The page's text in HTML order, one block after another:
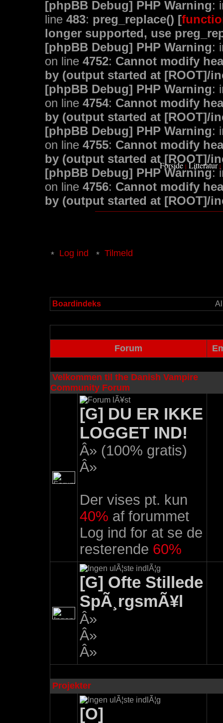
[phpBB Debug] PHP Warning:
line 483: preg_replace() [
longer supported, use
[phpBB Debug] PHP Warning:
on line 4752: Cannot modify
by (output started at [ROOT]/
[phpBB Debug] PHP Warning:
on line 4754: Cannot modify
by (output started at [ROOT]/
[phpBB Debug] PHP Warning:
on line 4755: Cannot modify
by (output started at [ROOT]/
[phpBB Debug] PHP Warning:
on line 4756: Cannot modify
by (output started at [ROOT]/
Forside | Litteratur |
Log ind Tilmeld
Boardindeks
Forum
Velkommen til the Danish Vampire
Community Forum
[G] DU ER IKKE
LOGGET IND!
Â» (100% gratis)
Â»
Der vises pt. kun
40% af forummet
Log ind for at se de
resterende 60%
[G] Ofte Stillede
SpÃ¸rgsmÃ¥l
Â»
Â»
Â»
Projekter
[O]